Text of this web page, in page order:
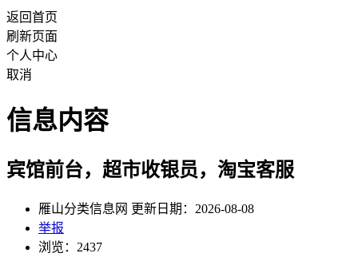
返回首页
刷新页面
个人中心
取消
信息内容
宾馆前台，超市收银员，淘宝客服
雁山分类信息网 更新日期：2026-08-08
举报
浏览：2437